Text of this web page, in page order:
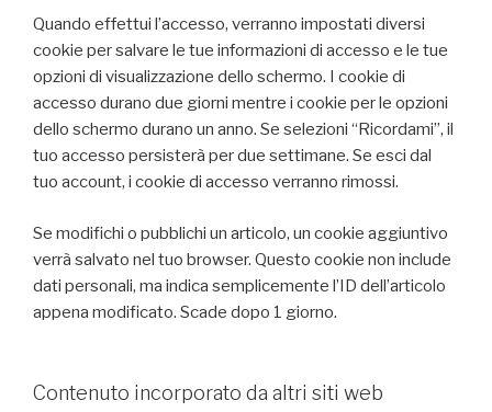
Quando effettui l’accesso, verranno impostati diversi
cookie per salvare le tue informazioni di accesso e le tue
opzioni di visualizzazione dello schermo. I cookie di
accesso durano due giorni mentre i cookie per le opzioni
dello schermo durano un anno. Se selezioni “Ricordami”, il
tuo accesso persisterà per due settimane. Se esci dal
tuo account, i cookie di accesso verranno rimossi.
Se modifichi o pubblichi un articolo, un cookie aggiuntivo
verrà salvato nel tuo browser. Questo cookie non include
dati personali, ma indica semplicemente l’ID dell’articolo
appena modificato. Scade dopo 1 giorno.
Contenuto incorporato da altri siti web